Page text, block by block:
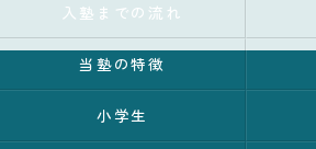
入塾までの流れ
当塾の特徴
小学生